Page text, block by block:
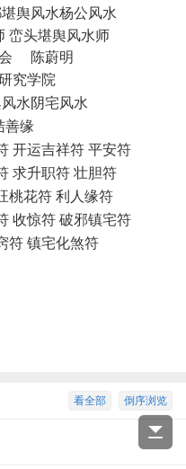
舆风水杨公风水
峦头堪舆风水师
会
陈蔚明
究学院
水阴宅风水
善缘
开运吉祥符 平安符
求升职符 壮胆符
桃花符 利人缘符
收惊符 破邪镇宅符
符 镇宅化煞符
倒序浏览
看全部